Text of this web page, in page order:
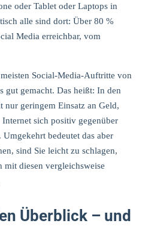
oder Tablet oder Laptops in
alle sind dort: Über 80 %
Media erreichbar, vom
Social-Media-Auftritte von
gut gemacht. Das heißt: In den
nur geringem Einsatz an Geld,
sich positiv gegenüber
bedeutet das aber
sind Sie leicht zu schlagen,
mit diesen vergleichsweise
Überblick – und